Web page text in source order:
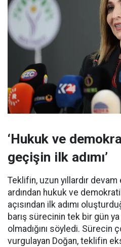
‘Hukuk ve
geçişin ilk adımı’
Teklifin, uzun yıllardır
ardından hukuk ve
açısından ilk adımı
barış sürecinin tek bir gün ya
olmadığını söyledi. Sürecin
vurgulayan Doğan, teklifin